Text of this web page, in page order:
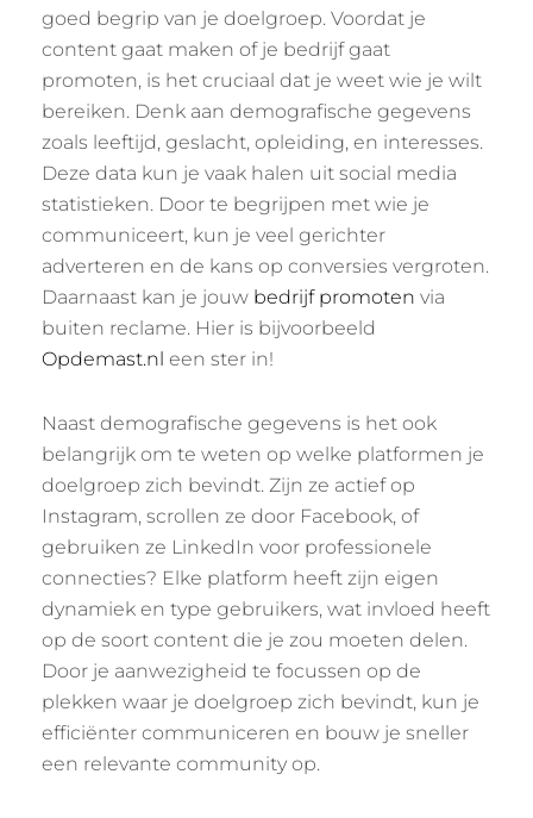
goed begrip van je doelgroep. Voordat je
content gaat maken of je bedrijf gaat
promoten, is het cruciaal dat je weet wie je wilt
bereiken. Denk aan demografische gegevens
zoals leeftijd, geslacht, opleiding, en interesses.
Deze data kun je vaak halen uit social media
statistieken. Door te begrijpen met wie je
communiceert, kun je veel gerichter
adverteren en de kans op conversies vergroten.
Daarnaast kan je jouw bedrijf promoten via
buiten reclame. Hier is bijvoorbeeld
Opdemast.nl een ster in!
Naast demografische gegevens is het ook
belangrijk om te weten op welke platformen je
doelgroep zich bevindt. Zijn ze actief op
Instagram, scrollen ze door Facebook, of
gebruiken ze LinkedIn voor professionele
connecties? Elke platform heeft zijn eigen
dynamiek en type gebruikers, wat invloed heeft
op de soort content die je zou moeten delen.
Door je aanwezigheid te focussen op de
plekken waar je doelgroep zich bevindt, kun je
efficiënter communiceren en bouw je sneller
een relevante community op.